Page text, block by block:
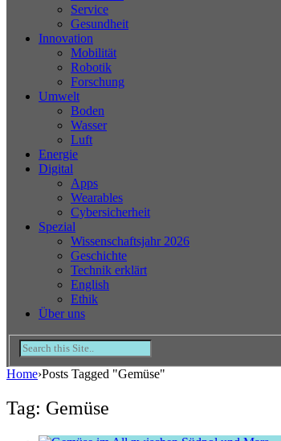
Service
Gesundheit
Innovation
Mobilität
Robotik
Forschung
Umwelt
Boden
Wasser
Luft
Energie
Digital
Apps
Wearables
Cybersicherheit
Spezial
Wissenschaftsjahr 2026
Geschichte
Technik erklärt
English
Ethik
Über uns
Home›Posts Tagged "Gemüse"
Tag: Gemüse